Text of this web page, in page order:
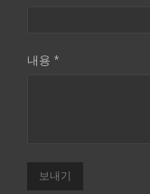
내용 *
보내기